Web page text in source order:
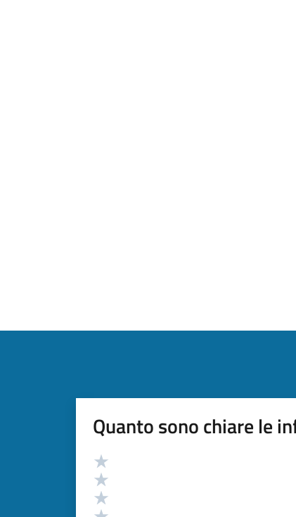
Quanto sono chiare le
Valutazione